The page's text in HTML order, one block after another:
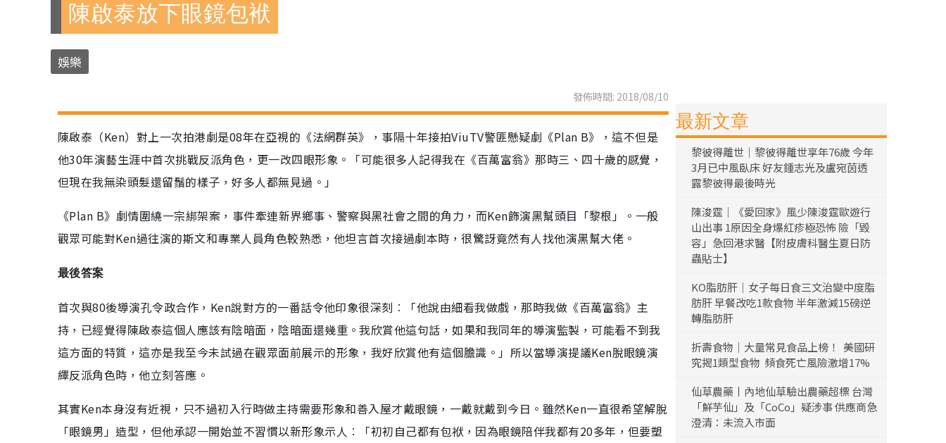
陳啟泰放下眼鏡包袱
娛樂
發佈時間: 2018/08/10
陳啟泰（Ken）對上一次拍港劇是08年在亞視的《法網群英》，事隔十年接拍ViuTV警匪懸疑劇《Plan B》，這不但是
他30年演藝生涯中首次挑戰反派角色，更一改四眼形象。「可能很多人記得我在《百萬富翁》那時三、四十歲的感覺，
但現在我無染頭髮還留鬚的樣子，好多人都無見過。」
《Plan B》劇情圍繞一宗綁架案，事件牽連新界鄉事、警察與黑社會之間的角力，而Ken飾演黑幫頭目「黎根」。一般
觀眾可能對Ken過往演的斯文和專業人員角色較熟悉，他坦言首次接過劇本時，很驚訝竟然有人找他演黑幫大佬。
最後答案
首次與80後導演孔令政合作，Ken說對方的一番話令他印象很深刻︰「他說由細看我做戲，那時我做《百萬富翁》主
持，已經覺得陳啟泰這個人應該有陰暗面，陰暗面還幾重。我欣賞他這句話，如果和我同年的導演監製，可能看不到我
這方面的特質，這亦是我至今未試過在觀眾面前展示的形象，我好欣賞他有這個膽識。」所以當導演提議Ken脫眼鏡演
繹反派角色時，他立刻答應。
其實Ken本身沒有近視，只不過初入行時做主持需要形象和善入屋才戴眼鏡，一戴就戴到今日。雖然Ken一直很希望解脫
「眼鏡男」造型，但他承認一開始並不習慣以新形象示人︰「初初自己都有包袱，因為眼鏡陪伴我都有20多年，但要塑
最新文章
黎彼得離世｜黎彼得離世享年76歲 今年
3月已中風臥床 好友鍾志光及盧宛茵透
露黎彼得最後時光
陳浚霆｜《愛回家》風少陳浚霆歐遊行
山出事 1原因全身爆紅疹極恐怖 險「毀
容」急回港求醫【附皮膚科醫生夏日防
蟲貼士】
KO脂肪肝｜女子每日食三文治變中度脂
肪肝 早餐改吃1款食物 半年激減15磅逆
轉脂肪肝
折壽食物｜大量常見食品上榜！ 美國研
究揭1類型食物 頻食死亡風險激增17%
仙草農藥丨內地仙草驗出農藥超標 台灣
「鮮芋仙」及「CoCo」疑涉事 供應商急
澄清：未流入市面